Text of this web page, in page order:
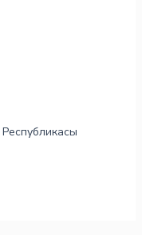
Республикасы